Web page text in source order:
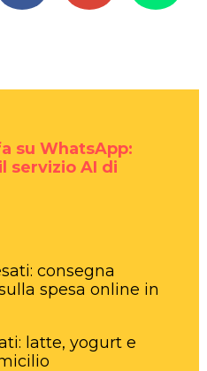
su WhatsApp:
servizio AI di
consegna
spesa online in
latte, yogurt e